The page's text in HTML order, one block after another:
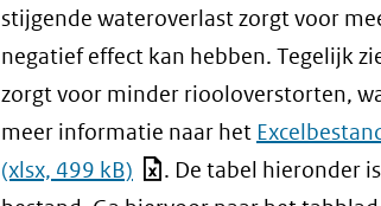
stijgende wateroverlast zorgt voor
negatief effect kan hebben. Tegelijk
zorgt voor minder riooloverstorten,
meer informatie naar het
(xlsx, 499 kB)
. De tabel hieronder